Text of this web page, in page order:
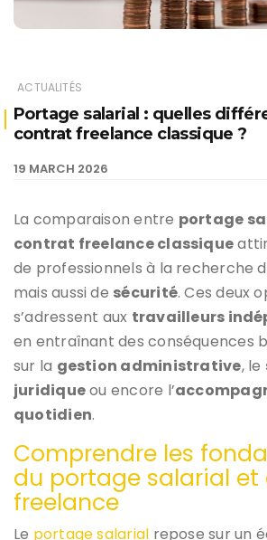
ACTUALITÉS
Portage salarial : quelles
contrat freelance classique ?
19 MARCH 2026
La comparaison entre portage
contrat freelance classique
de professionnels à la recherche
mais aussi de sécurité. Ces deux
s’adressent aux travailleurs
en entraînant des conséquences
sur la gestion administrative, le
juridiqueou encore l’
quotidien.
Comprendre les
du portage salarial
freelance
Le portage salarial repose sur un